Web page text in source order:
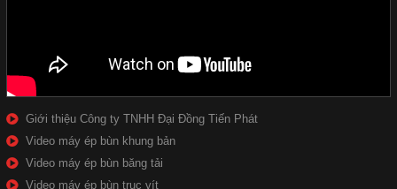
Giới thiệu Công ty TNHH Đại Đồng Tiến Phát
Video máy ép bùn khung bản
Video máy ép bùn băng tải
Video máy ép bùn trục vít